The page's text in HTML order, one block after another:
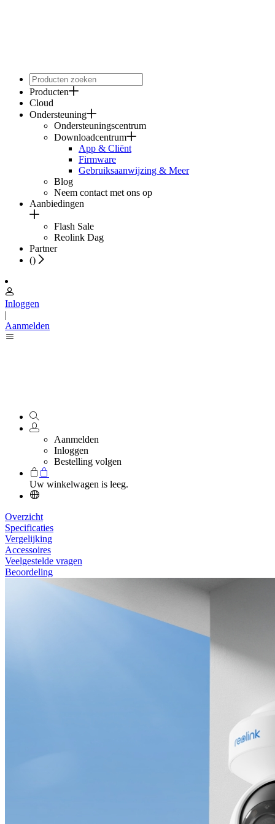
Producten
Cloud
Ondersteuning
Ondersteuningscentrum
Downloadcentrum
App & Cliënt
Firmware
Gebruiksaanwijzing & Meer
Blog
Neem contact met ons op
Aanbiedingen
Flash Sale
Reolink Dag
Partner
()
Inloggen
|
Aanmelden
Aanmelden
Inloggen
Bestelling volgen
Uw winkelwagen is leeg.
Overzicht
Specificaties
Vergelijking
Accessoires
Veelgestelde vragen
Beoordeling